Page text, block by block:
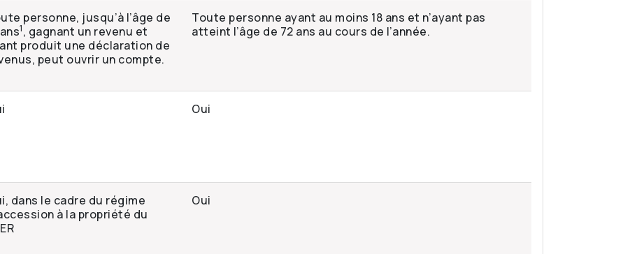
personne, jusqu’à l’âge de
1, gagnant un revenu et
produit une déclaration de
peut ouvrir un compte.
Toute personne ayant au moins 18 ans et n’ayant pas
atteint l’âge de 72 ans au cours de l’année.
Oui
dans le cadre du régime
à la propriété du
Oui